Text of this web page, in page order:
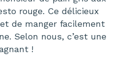
rouge. Ce délicieux
de manger facilement
Selon nous, c’est une
!